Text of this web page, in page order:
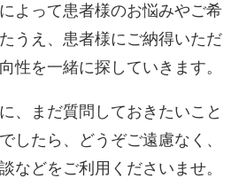
よって患者様のお悩みやご希
うえ、患者様にご納得いただ
性を一緒に探していきます。
、まだ質問しておきたいこと
したら、どうぞご遠慮なく、
などをご利用くださいませ。